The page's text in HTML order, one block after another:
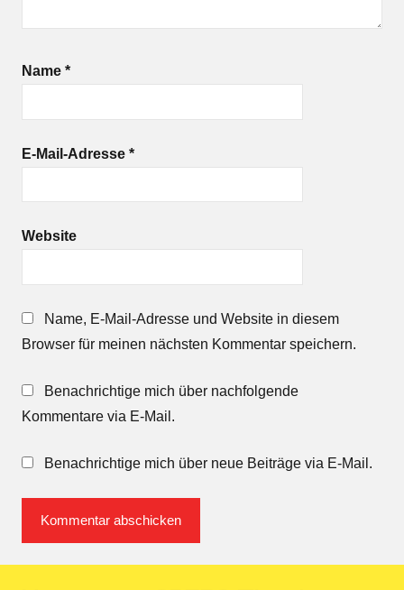
Name *
E-Mail-Adresse *
Website
Name, E-Mail-Adresse und Website in diesem
Browser für meinen nächsten Kommentar speichern.
Benachrichtige mich über nachfolgende
Kommentare via E-Mail.
Benachrichtige mich über neue Beiträge via E-Mail.